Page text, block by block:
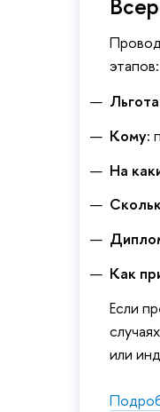
Льгота
Кому:
На
Как
Если
или